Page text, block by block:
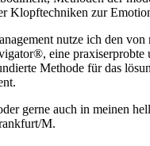
Klopftechniken zur
nutze ich den
eine praxiserprobte
Methode für das
gerne auch in meinen
M.